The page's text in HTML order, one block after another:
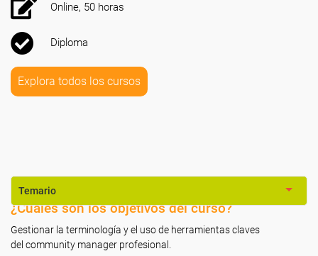
Online, 50 horas
Diploma
Explora todos los cursos
Temario
¿Cuáles son los objetivos del curso?
Gestionar la terminología y el uso de herramientas claves
del community manager profesional.